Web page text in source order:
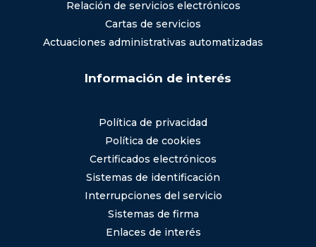
Relación de servicios electrónicos
Cartas de servicios
Actuaciones administrativas automatizadas
Información de interés
Política de privacidad
Política de cookies
Certificados electrónicos
Sistemas de identificación
Interrupciones del servicio
Sistemas de firma
Enlaces de interés